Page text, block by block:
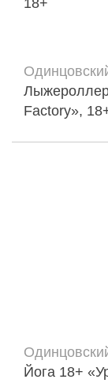
18+
Factory»,
Йога 18+